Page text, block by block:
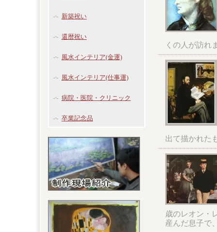
新築祝い
還暦祝い
風水インテリア(金運)
風水インテリア(仕事運)
病院・医院・クリニック
卒業記念品
くの人が訪れ
出て描かれた
歳のレオン・
産んだ息子で